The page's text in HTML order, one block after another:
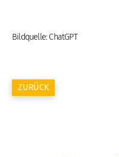
Bildquelle: ChatGPT
ZURÜCK